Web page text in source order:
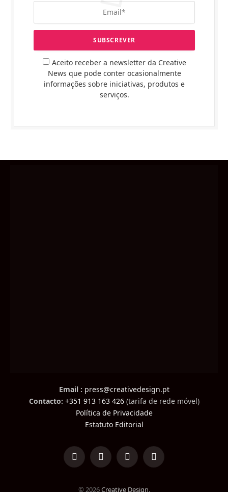
Aceito receber a newsletter da Creative
News que pode conter ocasionalmente
informações sobre iniciativas, produtos e
serviços.
Email : press@creativedesign.pt
Contacto: +351 913 163 426(tarifa de rede móvel)
Política de Privacidade
Estatuto Editorial
LinkedInFacebookInstagramTikTok
© 2026Creative Design.